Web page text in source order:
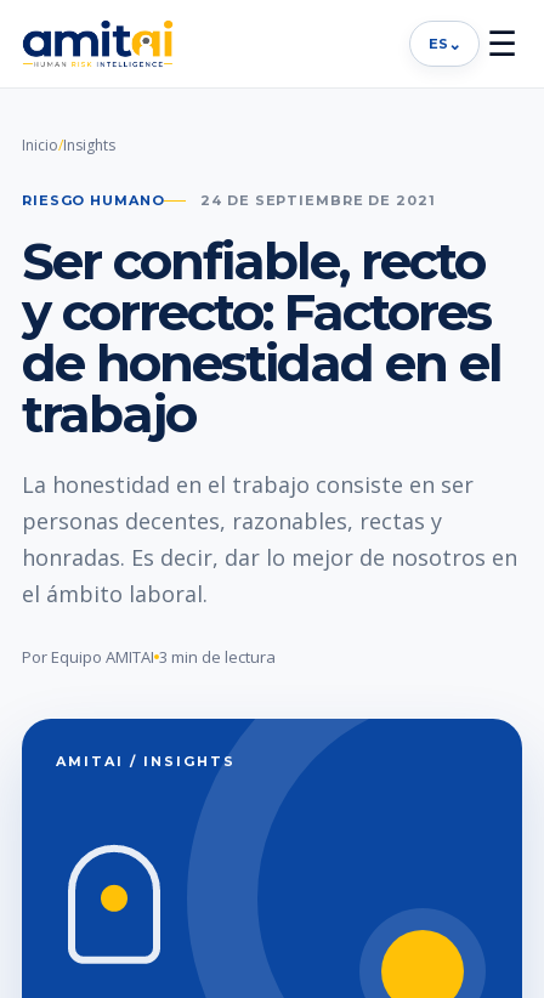
ES ⌄ ☰
Inicio/Insights
RIESGO HUMANO 24 DE SEPTIEMBRE DE 2021
Ser confiable, recto
y correcto: Factores
de honestidad en el
trabajo
La honestidad en el trabajo consiste en ser
personas decentes, razonables, rectas y
honradas. Es decir, dar lo mejor de nosotros en
el ámbito laboral.
Por Equipo AMITAI 3 min de lectura
AMITAI / INSIGHTS